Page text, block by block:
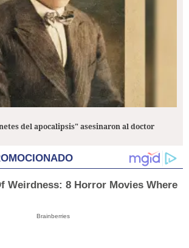
del apocalipsis" asesinaron al doctor
Weirdness: 8 Horror Movies Where
Brainberries